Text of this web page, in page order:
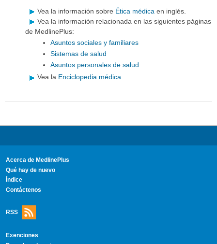
Vea la información sobre Ética médica en inglés.
Vea la información relacionada en las siguientes páginas
de MedlinePlus:
Asuntos sociales y familiares
Sistemas de salud
Asuntos personales de salud
Vea la Enciclopedia médica
Acerca de MedlinePlus
Qué hay de nuevo
Índice
Contáctenos
RSS
Exenciones